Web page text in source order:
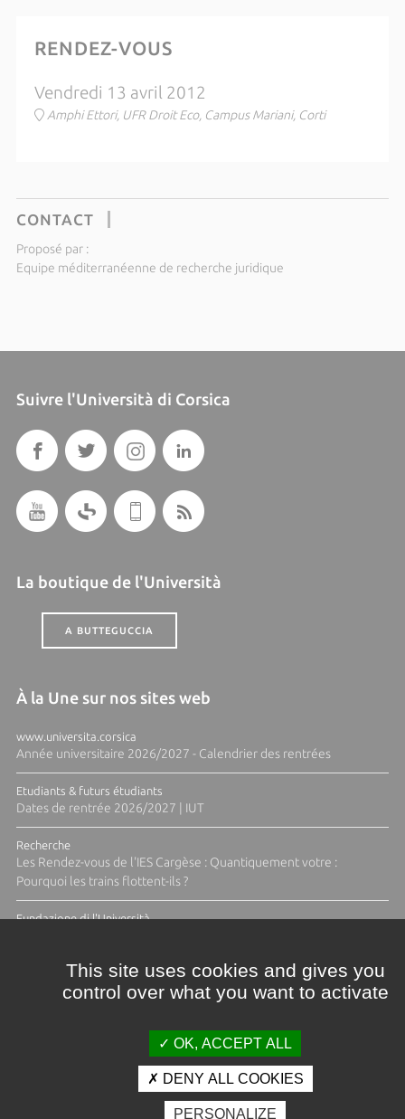
RENDEZ-VOUS
Vendredi 13 avril 2012
Amphi Ettori, UFR Droit Eco, Campus Mariani, Corti
CONTACT
Proposé par :
Equipe méditerranéenne de recherche juridique
Suivre l'Università di Corsica
La boutique de l'Università
A BUTTEGUCCIA
À la Une sur nos sites web
www.universita.corsica
Année universitaire 2026/2027 - Calendrier des rentrées
Etudiants & futurs étudiants
Dates de rentrée 2026/2027 | IUT
Recherche
Les Rendez-vous de l'IES Cargèse : Quantiquement votre :
Pourquoi les trains flottent-ils ?
Fundazione di l'Università
Crédits et mentions légales
This site uses cookies and gives you
control over what you want to activate
OK, ACCEPT ALL
DENY ALL COOKIES
PERSONALIZE